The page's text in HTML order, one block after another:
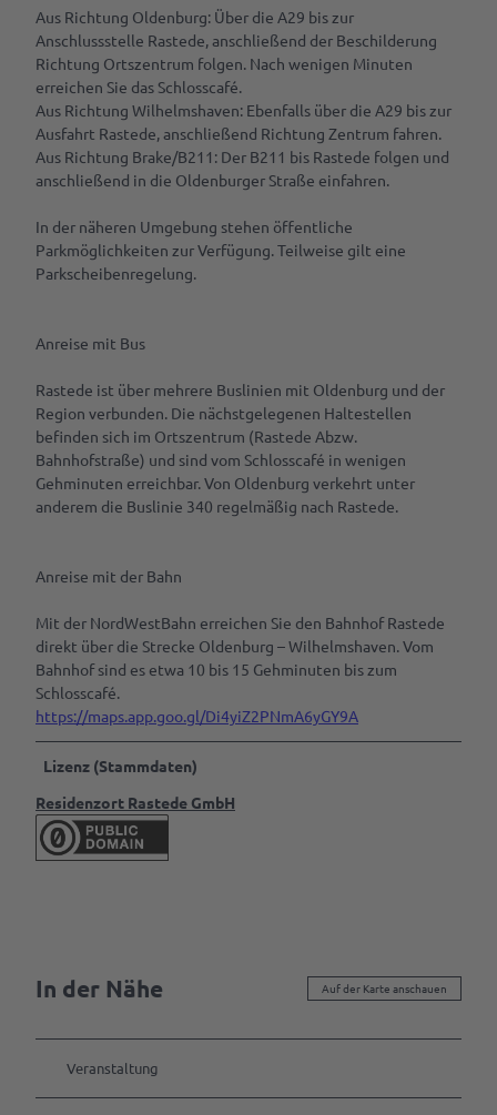
Aus Richtung Oldenburg: Über die A29 bis zur
Anschlussstelle Rastede, anschließend der Beschilderung
Richtung Ortszentrum folgen. Nach wenigen Minuten
erreichen Sie das Schlosscafé.
Aus Richtung Wilhelmshaven: Ebenfalls über die A29 bis zur
Ausfahrt Rastede, anschließend Richtung Zentrum fahren.
Aus Richtung Brake/B211: Der B211 bis Rastede folgen und
anschließend in die Oldenburger Straße einfahren.
In der näheren Umgebung stehen öffentliche
Parkmöglichkeiten zur Verfügung. Teilweise gilt eine
Parkscheibenregelung.
Anreise mit Bus
Rastede ist über mehrere Buslinien mit Oldenburg und der
Region verbunden. Die nächstgelegenen Haltestellen
befinden sich im Ortszentrum (Rastede Abzw.
Bahnhofstraße) und sind vom Schlosscafé in wenigen
Gehminuten erreichbar. Von Oldenburg verkehrt unter
anderem die Buslinie 340 regelmäßig nach Rastede.
Anreise mit der Bahn
Mit der NordWestBahn erreichen Sie den Bahnhof Rastede
direkt über die Strecke Oldenburg – Wilhelmshaven. Vom
Bahnhof sind es etwa 10 bis 15 Gehminuten bis zum
Schlosscafé.
https://maps.app.goo.gl/Di4yiZ2PNmA6yGY9A
Lizenz (Stammdaten)
Residenzort Rastede GmbH
In der Nähe Auf der Karte anschauen
Veranstaltung